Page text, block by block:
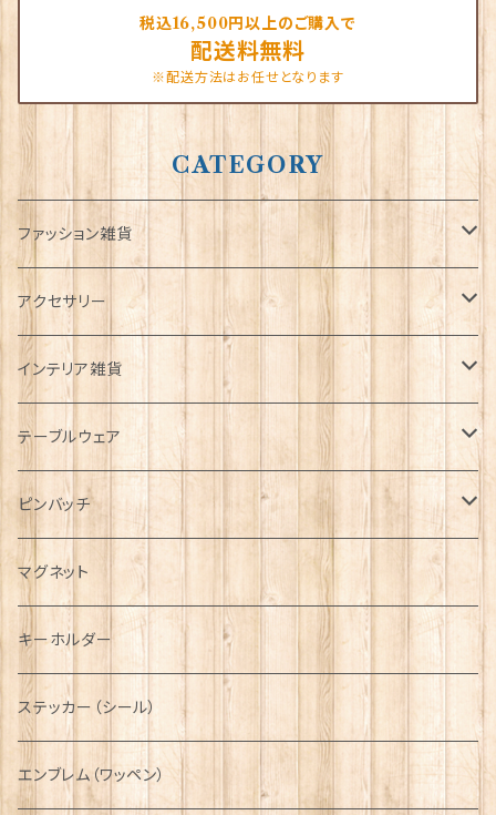
税込16,500円以上のご購入で
配送料無料
※配送方法はお任せとなります
CATEGORY
ファッション雑貨
タータンネクタイ
帽子
キャップ
ハンチング帽
キャスケット
ディアストーカー
ニット帽
Tシャツ
マフラー
タータン【Bronte by Moon】
タータン【Glencroft】
ボタンラップマフラー【Aran Traditions】
サッシュ
スカーフ
ファッションマスク
アクセサリー
ORTAK
ブローチ
ペンダント
チャーム
その他のアクセサリー
インテリア雑貨
インテリア置物
ラブスプーン
ラブスプーン【SION LLEWELLYN】
ラブスプーン【PAUL CURTIS】
ファブリック
テーブルウェア
ティータオル
ペーパーナプキン
ティーコジー
その他テーブルウェア
ピンバッチ
ジェネラルデザイン
乗り物
動物＆植物
国旗＆紋章
ミリタリー
NAVY
AIRFORCE
ピューター
マグネット
キーホルダー
ステッカー（シール）
エンブレム（ワッペン）